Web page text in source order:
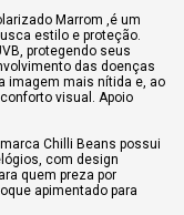
Marrom ,é um
estilo e proteção.
protegendo seus
das doenças
imagem mais nítida e, ao
visual. Apoio
Chilli Beans possui
com design
quem preza por
apimentado para